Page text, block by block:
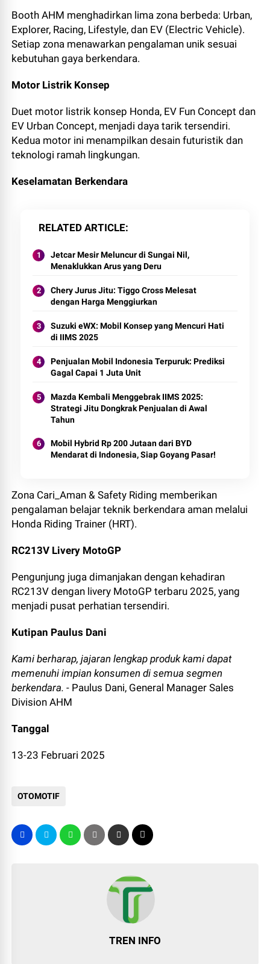
Booth AHM menghadirkan lima zona berbeda: Urban,
Explorer, Racing, Lifestyle, dan EV (Electric Vehicle).
Setiap zona menawarkan pengalaman unik sesuai
kebutuhan gaya berkendara.
Motor Listrik Konsep
Duet motor listrik konsep Honda, EV Fun Concept dan
EV Urban Concept, menjadi daya tarik tersendiri.
Kedua motor ini menampilkan desain futuristik dan
teknologi ramah lingkungan.
Keselamatan Berkendara
RELATED ARTICLE
Jetcar Mesir Meluncur di Sungai Nil,
Menaklukkan Arus yang Deru
Chery Jurus Jitu: Tiggo Cross Melesat
dengan Harga Menggiurkan
Suzuki eWX: Mobil Konsep yang Mencuri Hati
di IIMS 2025
Penjualan Mobil Indonesia Terpuruk: Prediksi
Gagal Capai 1 Juta Unit
Mazda Kembali Menggebrak IIMS 2025:
Strategi Jitu Dongkrak Penjualan di Awal
Tahun
Mobil Hybrid Rp 200 Jutaan dari BYD
Mendarat di Indonesia, Siap Goyang Pasar!
Zona Cari_Aman & Safety Riding memberikan
pengalaman belajar teknik berkendara aman melalui
Honda Riding Trainer (HRT).
RC213V Livery MotoGP
Pengunjung juga dimanjakan dengan kehadiran
RC213V dengan livery MotoGP terbaru 2025, yang
menjadi pusat perhatian tersendiri.
Kutipan Paulus Dani
Kami berharap, jajaran lengkap produk kami dapat
memenuhi impian konsumen di semua segmen
berkendara. - Paulus Dani, General Manager Sales
Division AHM
Tanggal
13-23 Februari 2025
OTOMOTIF
TREN INFO